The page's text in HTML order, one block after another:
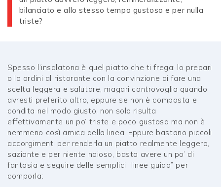
bilanciato e allo stesso tempo gustoso e per nulla
triste?
Spesso l’insalatona è quel piatto che ti frega: lo prepari
o lo ordini al ristorante con la convinzione di fare una
scelta leggera e salutare, magari controvoglia quando
avresti preferito altro, eppure se non è composta e
condita nel modo giusto, non solo risulta
effettivamente un po’ triste e poco gustosa ma non è
nemmeno così amica della linea. Eppure bastano piccoli
accorgimenti per renderla un piatto realmente leggero,
saziante e per niente noioso, basta avere un po’ di
fantasia e seguire delle semplici “linee guida” per
comporla: